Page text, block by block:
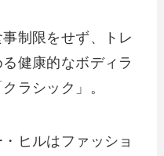
制限をせず、トレ
健康的なボディラ
ラシック」。
ヒルはファッショ